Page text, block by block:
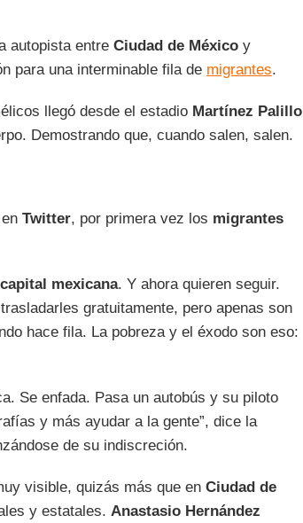
autopista entre Ciudad de Méxicoy
para una interminable fila de migrantes.
llegó desde el estadio Martínez Palillo
Demostrando que, cuando salen, salen.
en Twitter, por primera vez los migrantes
capital mexicana. Y ahora quieren seguir.
gratuitamente, pero apenas son
hace fila. La pobreza y el éxodo son eso:
Se enfada. Pasa un autobús y su piloto
y más ayudar a la gente”, dice la
de su indiscreción.
visible, quizás más que en Ciudad de
y estatales. Anastasio Hernández